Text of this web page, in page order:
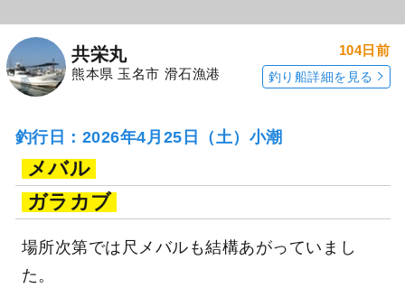
共栄丸
熊本県 玉名市 滑石漁港
104日前
釣り船詳細を見る
釣行日：2026年4月25日（土）小潮
メバル
ガラカブ
場所次第では尺メバルも結構あがっていまし
た。